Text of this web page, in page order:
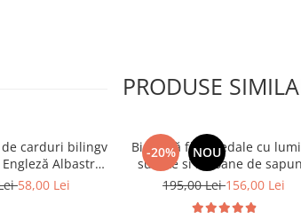
PRODUSE
carduri bilingv
Albastru
/ 448 cuvinte)
58,00 Lei
-20% NOU
Bicicletă fără pedale cu
sunete si baloane de
roz
195,00 Lei156,00 Lei